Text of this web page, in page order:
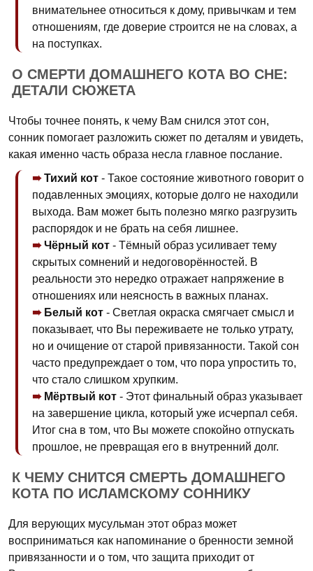
внимательнее относиться к дому, привычкам и тем
отношениям, где доверие строится не на словах, а
на поступках.
О СМЕРТИ ДОМАШНЕГО КОТА ВО СНЕ:
ДЕТАЛИ СЮЖЕТА
Чтобы точнее понять, к чему Вам снился этот сон,
сонник помогает разложить сюжет по деталям и увидеть,
какая именно часть образа несла главное послание.
Тихий кот - Такое состояние животного говорит о
подавленных эмоциях, которые долго не находили
выхода. Вам может быть полезно мягко разгрузить
распорядок и не брать на себя лишнее.
Чёрный кот - Тёмный образ усиливает тему
скрытых сомнений и недоговорённостей. В
реальности это нередко отражает напряжение в
отношениях или неясность в важных планах.
Белый кот - Светлая окраска смягчает смысл и
показывает, что Вы переживаете не только утрату,
но и очищение от старой привязанности. Такой сон
часто предупреждает о том, что пора упростить то,
что стало слишком хрупким.
Мёртвый кот - Этот финальный образ указывает
на завершение цикла, который уже исчерпал себя.
Итог сна в том, что Вы можете спокойно отпускать
прошлое, не превращая его в внутренний долг.
К ЧЕМУ СНИТСЯ СМЕРТЬ ДОМАШНЕГО
КОТА ПО ИСЛАМСКОМУ СОННИКУ
Для верующих мусульман этот образ может
восприниматься как напоминание о бренности земной
привязанности и о том, что защита приходит от